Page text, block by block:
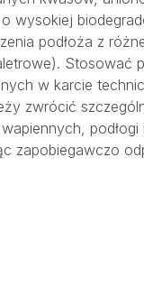
wysokiej
podłoża z
Stosować
w karcie
zwrócić
podłogi
zapobiegawczo